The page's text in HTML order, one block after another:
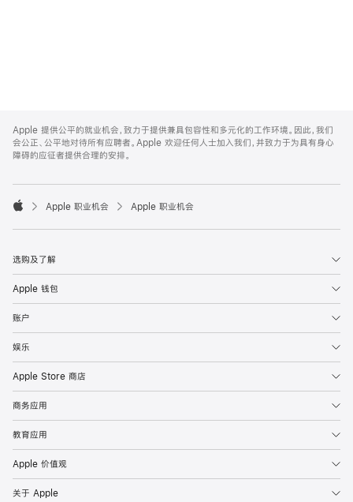
Footer
Apple 提供公平的就业机会，致力于提供兼具包容性和多元化的工作环境。因此，我们
会公正、公平地对待所有应聘者。Apple 欢迎任何人士加入我们，并致力于为具有身心
障碍的应征者提供合理的安排。

Apple 职业机会 Apple 职业机会
选购及了解
Apple 钱包
账户
娱乐
Apple Store 商店
商务应用
教育应用
Apple 价值观
关于 Apple